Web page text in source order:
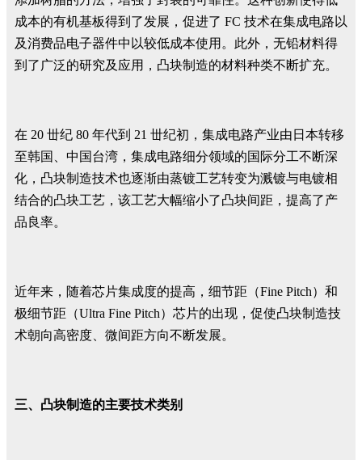
成本的有机基板得到了发展，促进了 FC 技术在集成电路以
及消费品电子器件中以较低成本使用。此外，无铅材料得
到了广泛的研究及应用，凸块制造的材料种类不断扩充。
在 20 丗纪 80 年代到 21 丗纪初，集成电路产业由日本转移
至韩国、中国台湾，集成电路细分领域的国际分工不断深
化，凸块制造技术也逐渐由蒸镀工艺转变为溅镀与电镀相
结合的凸块工艺，该工艺大幅缩小了凸块间距，提高了产
品良率。
近年来，随着芯片集成度的提高，细节距（Fine Pitch）和
极细节距（Ultra Fine Pitch）芯片的出现，促使凸块制造技
术朝向高密度、微间距方向不断发展。
三、凸块制造的主要技术类别